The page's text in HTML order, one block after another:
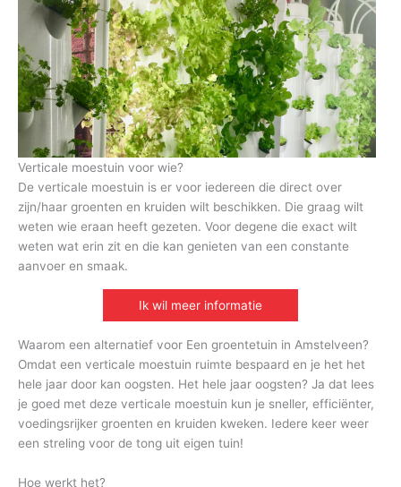
Verticale moestuin voor wie?
De verticale moestuin is er voor iedereen die direct over
zijn/haar groenten en kruiden wilt beschikken. Die graag wilt
weten wie eraan heeft gezeten. Voor degene die exact wilt
weten wat erin zit en die kan genieten van een constante
aanvoer en smaak.
Ik wil meer informatie
Waarom een alternatief voor Een groentetuin in Amstelveen?
Omdat een verticale moestuin ruimte bespaard en je het het
hele jaar door kan oogsten. Het hele jaar oogsten? Ja dat lees
je goed met deze verticale moestuin kun je sneller, efficiënter,
voedingsrijker groenten en kruiden kweken. Iedere keer weer
een streling voor de tong uit eigen tuin!
Hoe werkt het?